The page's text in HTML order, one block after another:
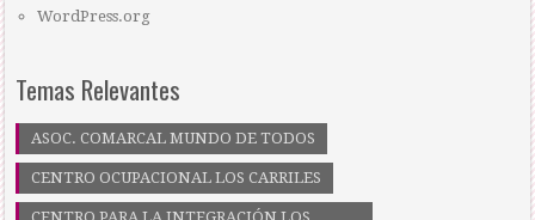
WordPress.org
Temas Relevantes
ASOC. COMARCAL MUNDO DE TODOS
CENTRO OCUPACIONAL LOS CARRILES